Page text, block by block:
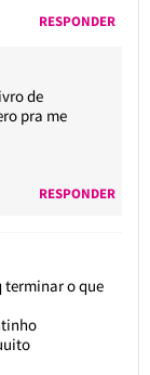
RESPONDER
de
pra me
RESPONDER
terminar o que